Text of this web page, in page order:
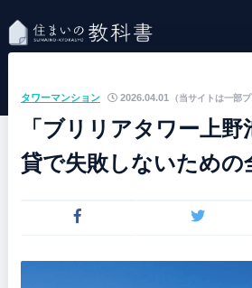
（当サイトは一部
タワーマンション 2026.04.01
「ブリリアタワー上
貸で失敗しないための